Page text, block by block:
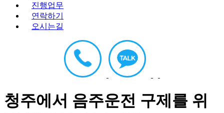
진행업무
연락하기
오시는길
청주에서 음주운전 구제를 위